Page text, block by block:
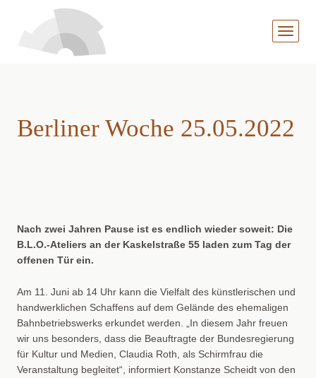
MENÜ
Berliner Woche 25.05.2022
Nach zwei Jahren Pause ist es endlich wieder soweit: Die
B.L.O.-Ateliers an der Kaskelstraße 55 laden zum Tag der
offenen Tür ein.
Am 11. Juni ab 14 Uhr kann die Vielfalt des künstlerischen und
handwerklichen Schaffens auf dem Gelände des ehemaligen
Bahnbetriebswerks erkundet werden. „In diesem Jahr freuen
wir uns besonders, dass die Beauftragte der Bundesregierung
für Kultur und Medien, Claudia Roth, als Schirmfrau die
Veranstaltung begleitet“, informiert Konstanze Scheidt von den